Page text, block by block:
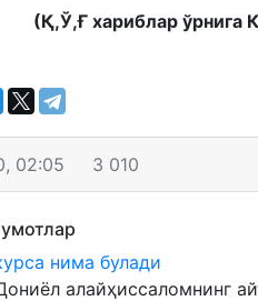
(Қ,Ў,Ғ хариблар ўрнига
02:05 3 010
нима булади
алайҳиссаломнинг